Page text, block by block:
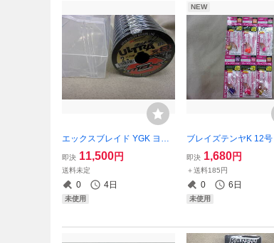
エックスブレイド YGK ヨツ
アミ ウルトラ2 マックス W
X8 1200m 2号 15.5kg 8本編
み ULTR MAX WX8 よつあ
み
即決 11,500円
送料未定
0 4日
未使用
NEW
ブレイズテンヤK 12
計6個セット クロスフ
ー マダイ 真鯛 ひとつ
ケイムラ オモリ付き釣
即決 1,680円
＋送料185円
0 6日
未使用